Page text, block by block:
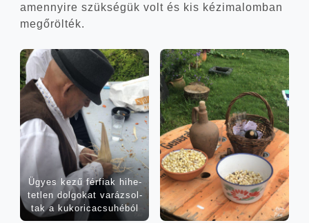
amennyi­re szük­sé­gük volt és kis kézi­ma­lom­ban
megőrölték.
Ügyes kezű fér­fi­ak hihe­
tet­len dol­go­kat vará­zsol­
tak a kukoricacsuhéból